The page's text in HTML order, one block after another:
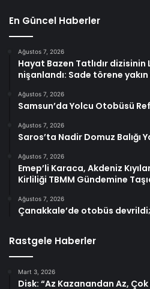
En Güncel Haberler
Ağustos 7, 2026
Hayat Bazen Tatlıdır dizisinin
nişanlandı: Sade törene
Ağustos 7, 2026
Samsun’da Yolcu Otobüsü
Ağustos 7, 2026
Saros’ta Nadir Domuz Balığı
Ağustos 7, 2026
Emep’li Karaca, Akdeniz
Kirliliği TBMM Gündemine
Ağustos 7, 2026
Çanakkale’de otobüs
Rastgele Haberler
Mart 3, 2026
Disk: “Az Kazanandan Az,